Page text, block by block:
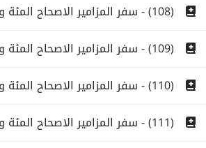
(108) - سفر المزامير الاصحاح المئة والثامن
(109) - سفر المزامير الاصحاح المئة والتاسع
(110) - سفر المزامير الاصحاح المئة والعاشر
(111) - سفر المزامير الاصحاح المئة والحادى عشر